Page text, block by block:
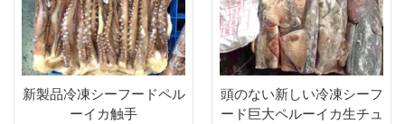
ナ/40フィートコンテナ 支
払い：TT/С確認された取
消不能のLCを一目で 発
送：入金確認後20日以内
起源：中国 ブランド：fu
wang hang
ナ/40フィートコンテナ 支
払い：TT/С確認された取
消不能のLCを一目で 発
送：入金確認後20日以内
起源：中国 ブランド：fu
wang hang
新製品冷凍シーフードペル
ーイカ触手
頭のない新しい冷凍シーフ
ード巨大ペルーイカ生チュ